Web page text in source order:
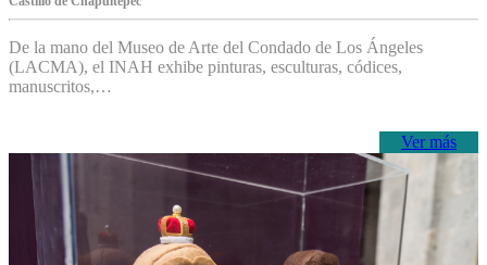
De la mano del Museo de Arte del Condado de Los Ángeles
(LACMA), el INAH exhibe pinturas, esculturas, códices,
manuscritos,…
Ver más